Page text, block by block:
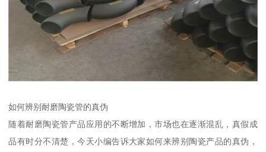
如何辨别耐磨陶瓷管的真伪
随着耐磨陶瓷管产品应用的不断增加，市场也在逐渐混乱，真假成
品有时分不清楚，今天小编告诉大家如何来辨别陶瓷产品的真伪，